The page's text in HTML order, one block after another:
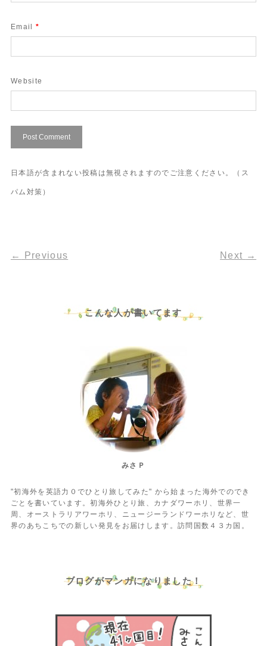
Email *
Website
日本語が含まれない投稿は無視されますのでご注意ください。（ス
パム対策）
← Previous Next →
こんな人が書いてます
みさＰ
"初海外を英語力０でひとり旅してみた" から始まった海外でのでき
ごとを書いています。初海外ひとり旅、カナダワーホリ、世界一
周、オーストラリアワーホリ、ニュージーランドワーホリなど、世
界のあちこちでの新しい発見をお届けします。訪問国数４３カ国。
ブログがマンガになりました！